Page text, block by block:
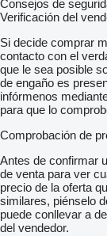
Consejos de
Verificación del
Si decide comprar
contacto con el
que le sea posible
de engaño es
infórmenos
para que lo
Comprobación de
Antes de confirmar
de venta para ver
precio de la oferta
similares, piénselo
puede conllevar a
del vendedor.